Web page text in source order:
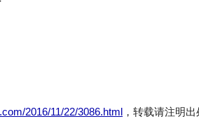
2016/11/22/3086.html ，转载请注明出